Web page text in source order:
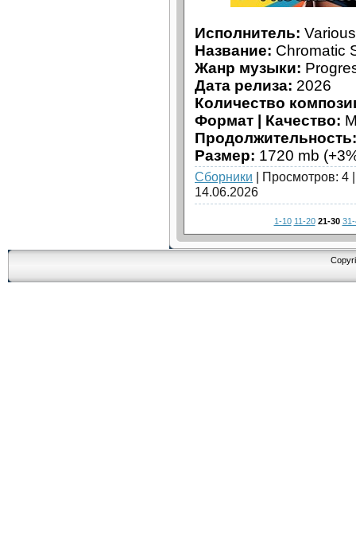
Исполнитель:
Название: Chromatic
Жанр музыки:
Дата релиза: 2026
Количество
Формат | Качество:
Продолжительность:
Размер: 1720 mb
Сборники | Просмотров:
14.06.2026
1-10 11-20 21-30